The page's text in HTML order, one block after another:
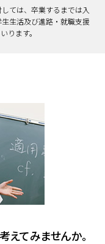
ては、卒業するまでは入
生活及び進路・就職支援
ります。
えてみませんか。